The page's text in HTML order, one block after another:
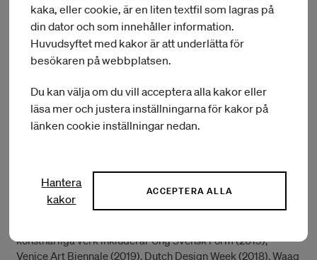
Mikaela har en examen i arkitektur från KTH Kungliga
Tekniska Högskolan och från Man & Communication, Design
som curator för samtida arkitektur och design, där hon
arbetade med konceptualisering och förverkligande av
museets nya galleriutrymme Boxen, samt organiserade dess
konstnärliga verk inkluderar Ung Svensk Form (2019),
Venice Art Biennale (2019), Dutch Design Week (2018), Waag
kaka, eller cookie, är en liten textfil som lagras på
din dator och som innehåller information.
Huvudsyftet med kakor är att underlätta för
besökaren på webbplatsen.
Du kan välja om du vill acceptera alla kakor eller
läsa mer och justera inställningarna för kakor på
länken cookie inställningar nedan.
Hantera
kakor
ACCEPTERA ALLA